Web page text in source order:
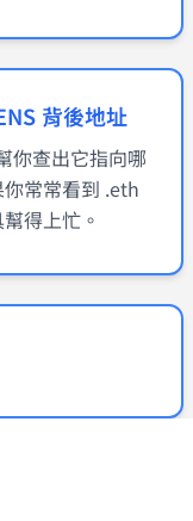
背後地址
你查出它指向哪
常常看到 .eth
得上忙。